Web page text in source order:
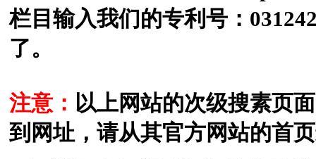
栏目输入我们的专利号：
了。
注意： 以上网站的次级搜素页
到网址，请从其官方网站的首